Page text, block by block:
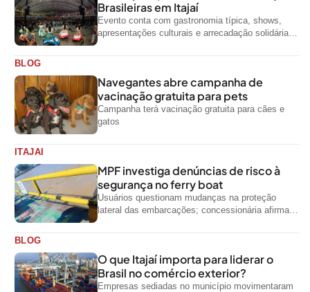
Brasileiras em Itajaí
Evento conta com gastronomia típica, shows,
apresentações culturais e arrecadação solidária
BLOG
Navegantes abre campanha de
vacinação gratuita para pets
Campanha terá vacinação gratuita para cães e
gatos
ITAJAI
MPF investiga denúncias de risco à
segurança no ferry boat
Usuários questionam mudanças na proteção
lateral das embarcações; concessionária afirma
BLOG
O que Itajaí importa para liderar o
Brasil no comércio exterior?
Empresas sediadas no município movimentaram